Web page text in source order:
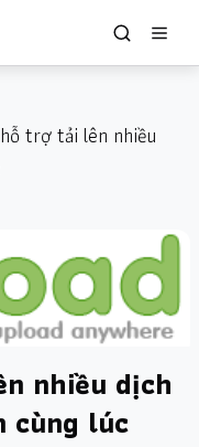
trợ tải lên nhiều
nhiều dịch
lúc